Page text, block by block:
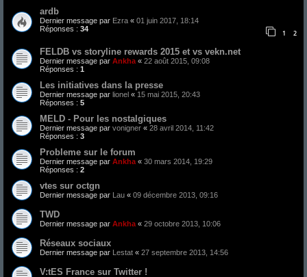
ardb
Dernier message par Ezra « 01 juin 2017, 18:14
Réponses : 34 1 2
FELDB vs storyline rewards 2015 et vs vekn.net
Dernier message par Ankha « 22 août 2015, 09:08
Réponses : 1
Les initiatives dans la presse
Dernier message par lionel « 15 mai 2015, 20:43
Réponses : 5
MELD - Pour les nostalgiques
Dernier message par vonigner « 28 avril 2014, 11:42
Réponses : 3
Probleme sur le forum
Dernier message par Ankha « 30 mars 2014, 19:29
Réponses : 2
vtes sur octgn
Dernier message par Lau « 09 décembre 2013, 09:16
TWD
Dernier message par Ankha « 29 octobre 2013, 10:06
Réseaux sociaux
Dernier message par Lestat « 27 septembre 2013, 14:56
V:tES France sur Twitter !